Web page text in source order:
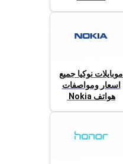
موبايلات نوكيا جميع
اسعار ومواصفات
هواتف Nokia